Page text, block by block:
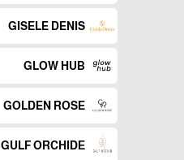
GISELE DENIS
GLOW HUB
GOLDEN ROSE
GULF ORCHIDE